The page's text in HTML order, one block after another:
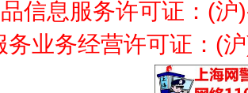
信息服务许可证：(
务业务经营许可证：(